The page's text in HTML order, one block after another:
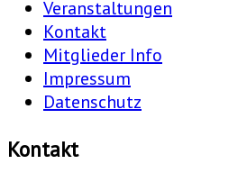
Veranstaltungen
Kontakt
Mitglieder Info
Impressum
Datenschutz
Kontakt